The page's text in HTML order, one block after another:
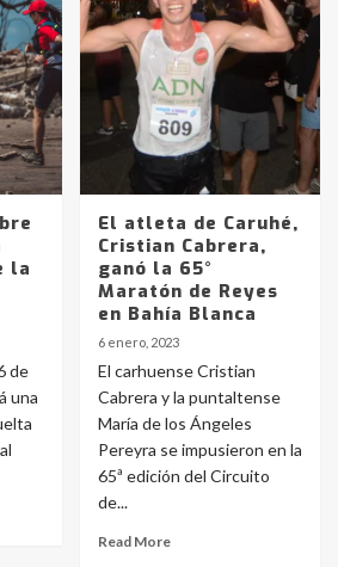
la
de
una
El atleta de Caruhé,
Cristian Cabrera,
ganó la 65°
Maratón de Reyes
en Bahía Blanca
6 enero, 2023
El carhuense Cristian
Cabrera y la puntaltense
María de los Ángeles
Pereyra se impusieron en la
65ª edición del Circuito
de...
Read More
de los adolescentes
que fueron
del fatal accidente
del lunes
en Ruta 5: falleció un
Trenque Lauquen
de los combustibles en
desde YPF hasta Axion
a 1338 pesos
de Cereales de Bahía
anticipa que Agosto vendrá
y heladas, en gran parte